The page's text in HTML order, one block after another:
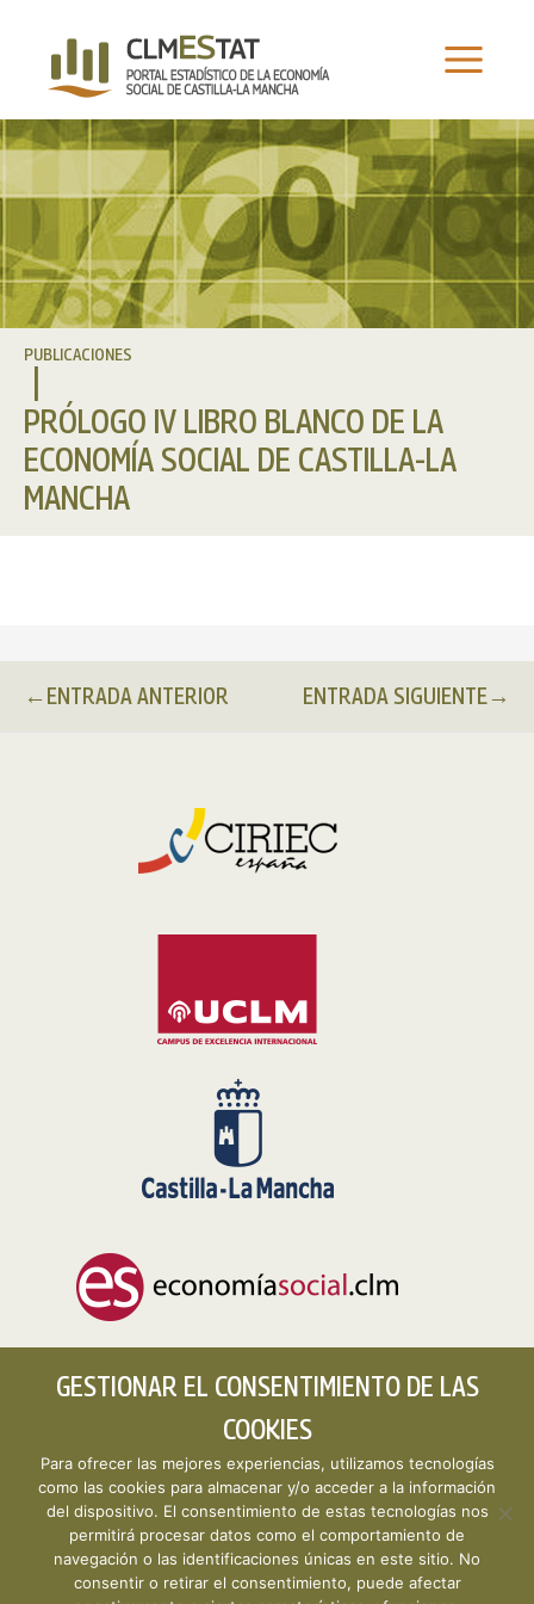
PUBLICACIONES
PRÓLOGO IV LIBRO BLANCO DE LA
ECONOMÍA SOCIAL DE CASTILLA-LA
MANCHA
← ENTRADA ANTERIOR ENTRADA SIGUIENTE→
Copyright © 2026 CLMESTAT :: Portal Estadístico de la
Economía Social de Castilla-La Mancha ·Aviso legal y
GESTIONAR EL CONSENTIMIENTO DE LAS
COOKIES
Para ofrecer las mejores experiencias, utilizamos tecnologías
como las cookies para almacenar y/o acceder a la información
del dispositivo. El consentimiento de estas tecnologías nos
permitirá procesar datos como el comportamiento de
navegación o las identificaciones únicas en este sitio. No
consentir o retirar el consentimiento, puede afectar